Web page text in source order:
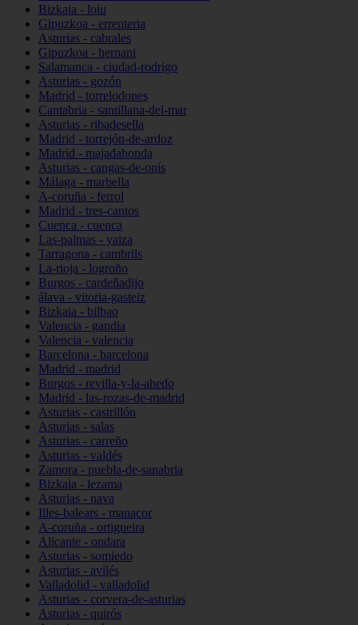
Bizkaia - loiu
Gipuzkoa - errenteria
Asturias - cabrales
Gipuzkoa - hernani
Salamanca - ciudad-rodrigo
Asturias - gozón
Madrid - torrelodones
Cantabria - santillana-del-mar
Asturias - ribadesella
Madrid - torrejón-de-ardoz
Madrid - majadahonda
Asturias - cangas-de-onís
Málaga - marbella
A-coruña - ferrol
Madrid - tres-cantos
Cuenca - cuenca
Las-palmas - yaiza
Tarragona - cambrils
La-rioja - logroño
Burgos - cardeñadijo
álava - vitoria-gasteiz
Bizkaia - bilbao
Valencia - gandia
Valencia - valencia
Barcelona - barcelona
Madrid - madrid
Burgos - revilla-y-la-ahedo
Madrid - las-rozas-de-madrid
Asturias - castrillón
Asturias - salas
Asturias - carreño
Asturias - valdés
Zamora - puebla-de-sanabria
Bizkaia - lezama
Asturias - nava
Illes-balears - manacor
A-coruña - ortigueira
Alicante - ondara
Asturias - somiedo
Asturias - avilés
Valladolid - valladolid
Asturias - corvera-de-asturias
Asturias - quirós